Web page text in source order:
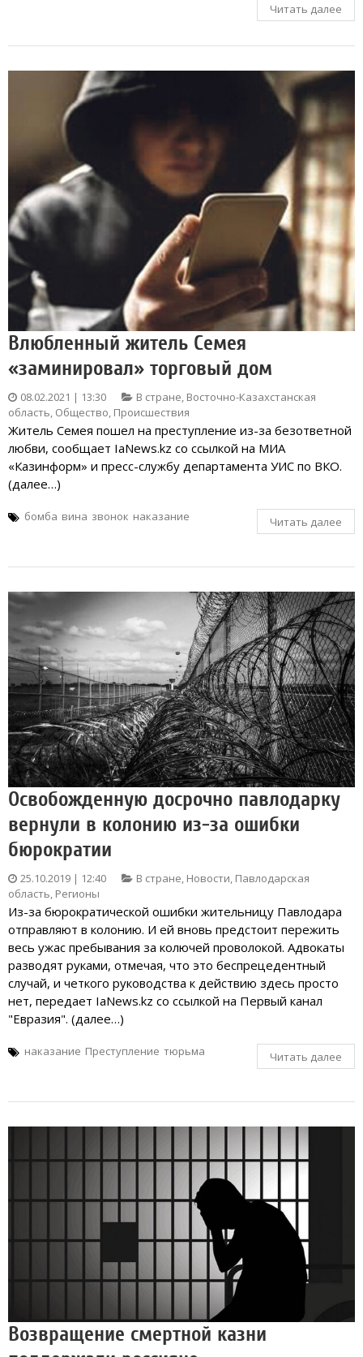
Читать далее
Влюбленный житель Семея
«заминировал» торговый дом
08.02.2021 | 13:30 В стране, Восточно-Казахстанская
область, Общество, Происшествия
Житель Семея пошел на преступление из-за безответной
любви, сообщает IaNews.kz со ссылкой на МИА
«Казинформ» и пресс-службу департамента УИС по ВКО.
(далее…)
бомба вина звонок наказание Читать далее
Освобожденную досрочно павлодарку
вернули в колонию из-за ошибки
бюрократии
25.10.2019 | 12:40 В стране, Новости, Павлодарская
область, Регионы
Из-за бюрократической ошибки жительницу Павлодара
отправляют в колонию. И ей вновь предстоит пережить
весь ужас пребывания за колючей проволокой. Адвокаты
разводят руками, отмечая, что это беспрецедентный
случай, и четкого руководства к действию здесь просто
нет, передает IaNews.kz со ссылкой на Первый канал
"Евразия". (далее…)
наказание Преступление тюрьма Читать далее
Возвращение смертной казни